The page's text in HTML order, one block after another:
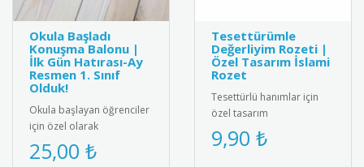
Okula Başladı
Konuşma Balonu |
İlk Gün Hatırası-Ay
Resmen 1. Sınıf
Olduk!
Okula başlayan öğrenciler
için özel olarak
tasarlanmış konuşma
balonu. Anaokulu, ilkokul
25,00 ₺
Tesettürümle
Değerliyim Rozeti |
Özel Tasarım İslami
Rozet
Tesettürlü hanımlar için
özel tasarım
"Tesettürümle Değerliyim"
rozeti. Yüksek kaliteli metal
9,90 ₺